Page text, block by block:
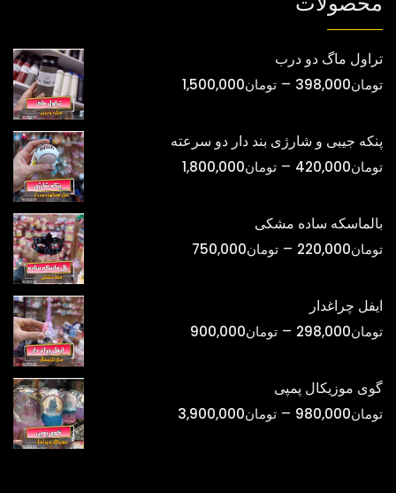
تراول ماگ دو درب
تومان398,000
– تومان1,500,000محدوده
پنکه جیبی و شارژی بند دار دو سرعته
تومان420,000
– تومان1,800,000محدوده
تومان420,000
بالماسکه ساده مشکی
تومان220,000
– تومان750,000
تومان750,000
ایفل چراغدار
تومان298,000
– تومان900,000
تومان900,000
گوی موزیکال پمپی
تومان980,000
– تومان3,900,000